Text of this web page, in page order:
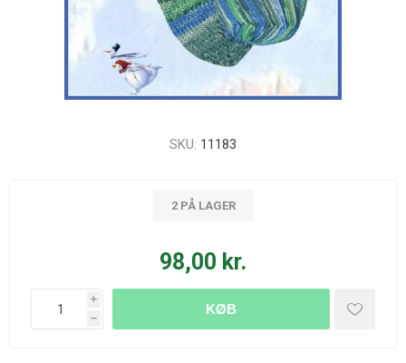
SKU: 11183
2 PÅ LAGER
98,00 kr.
i
h
KØB